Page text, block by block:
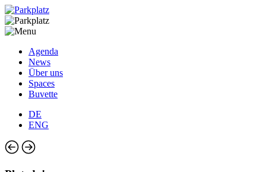
Agenda
News
Über uns
Spaces
Buvette
DE
ENG